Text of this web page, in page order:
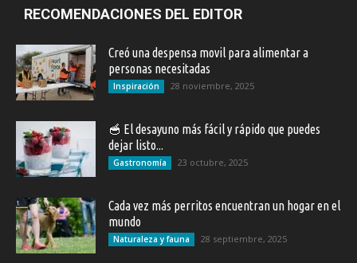
RECOMENDACIONES DEL EDITOR
Creó una despensa movil para alimentar a
personas necesitadas
Inspiración 28 noviembre, 2025
🥣 El desayuno más fácil y rápido que puedes
dejar listo...
Gastronomía 23 octubre, 2025
Cada vez más perritos encuentran un hogar en el
mundo
Naturaleza y fauna 28 septiembre, 2025